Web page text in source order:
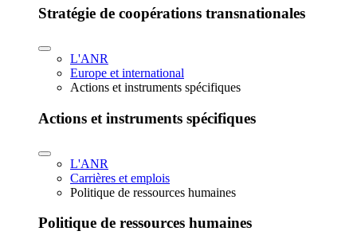
Stratégie de coopérations transnationales
L'ANR
Europe et international
Actions et instruments spécifiques
Actions et instruments spécifiques
L'ANR
Carrières et emplois
Politique de ressources humaines
Politique de ressources humaines